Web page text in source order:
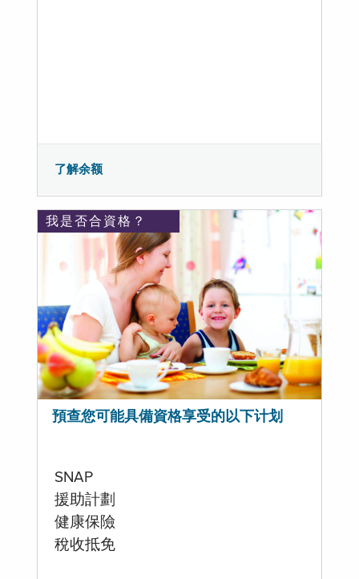
了解余额
我是否合資格？
預查您可能具備資格享受的以下计划
SNAP
援助計劃
健康保險
稅收抵免